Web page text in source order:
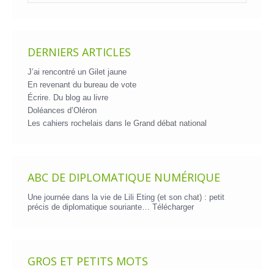
DERNIERS ARTICLES
J’ai rencontré un Gilet jaune
En revenant du bureau de vote
Écrire. Du blog au livre
Doléances d’Oléron
Les cahiers rochelais dans le Grand débat national
ABC DE DIPLOMATIQUE NUMÉRIQUE
Une journée dans la vie de Lili Eting (et son chat) : petit
précis de diplomatique souriante… Télécharger
GROS ET PETITS MOTS